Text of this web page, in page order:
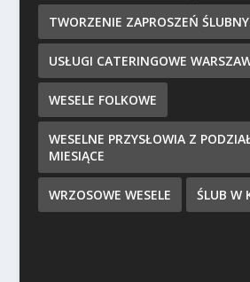
TWORZENIE ZAPROSZEŃ
USŁUGI CATERINGOWE
WESELE FOLKOWE
WESELNE PRZYSŁOWIA Z
MIESIĄCE
WRZOSOWE WESELE ŚLUB W